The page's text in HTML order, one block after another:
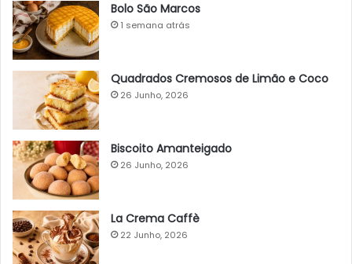
Bolo São Marcos
1 semana atrás
Quadrados Cremosos de Limão e Coco
26 Junho, 2026
Biscoito Amanteigado
26 Junho, 2026
La Crema Caffè
22 Junho, 2026